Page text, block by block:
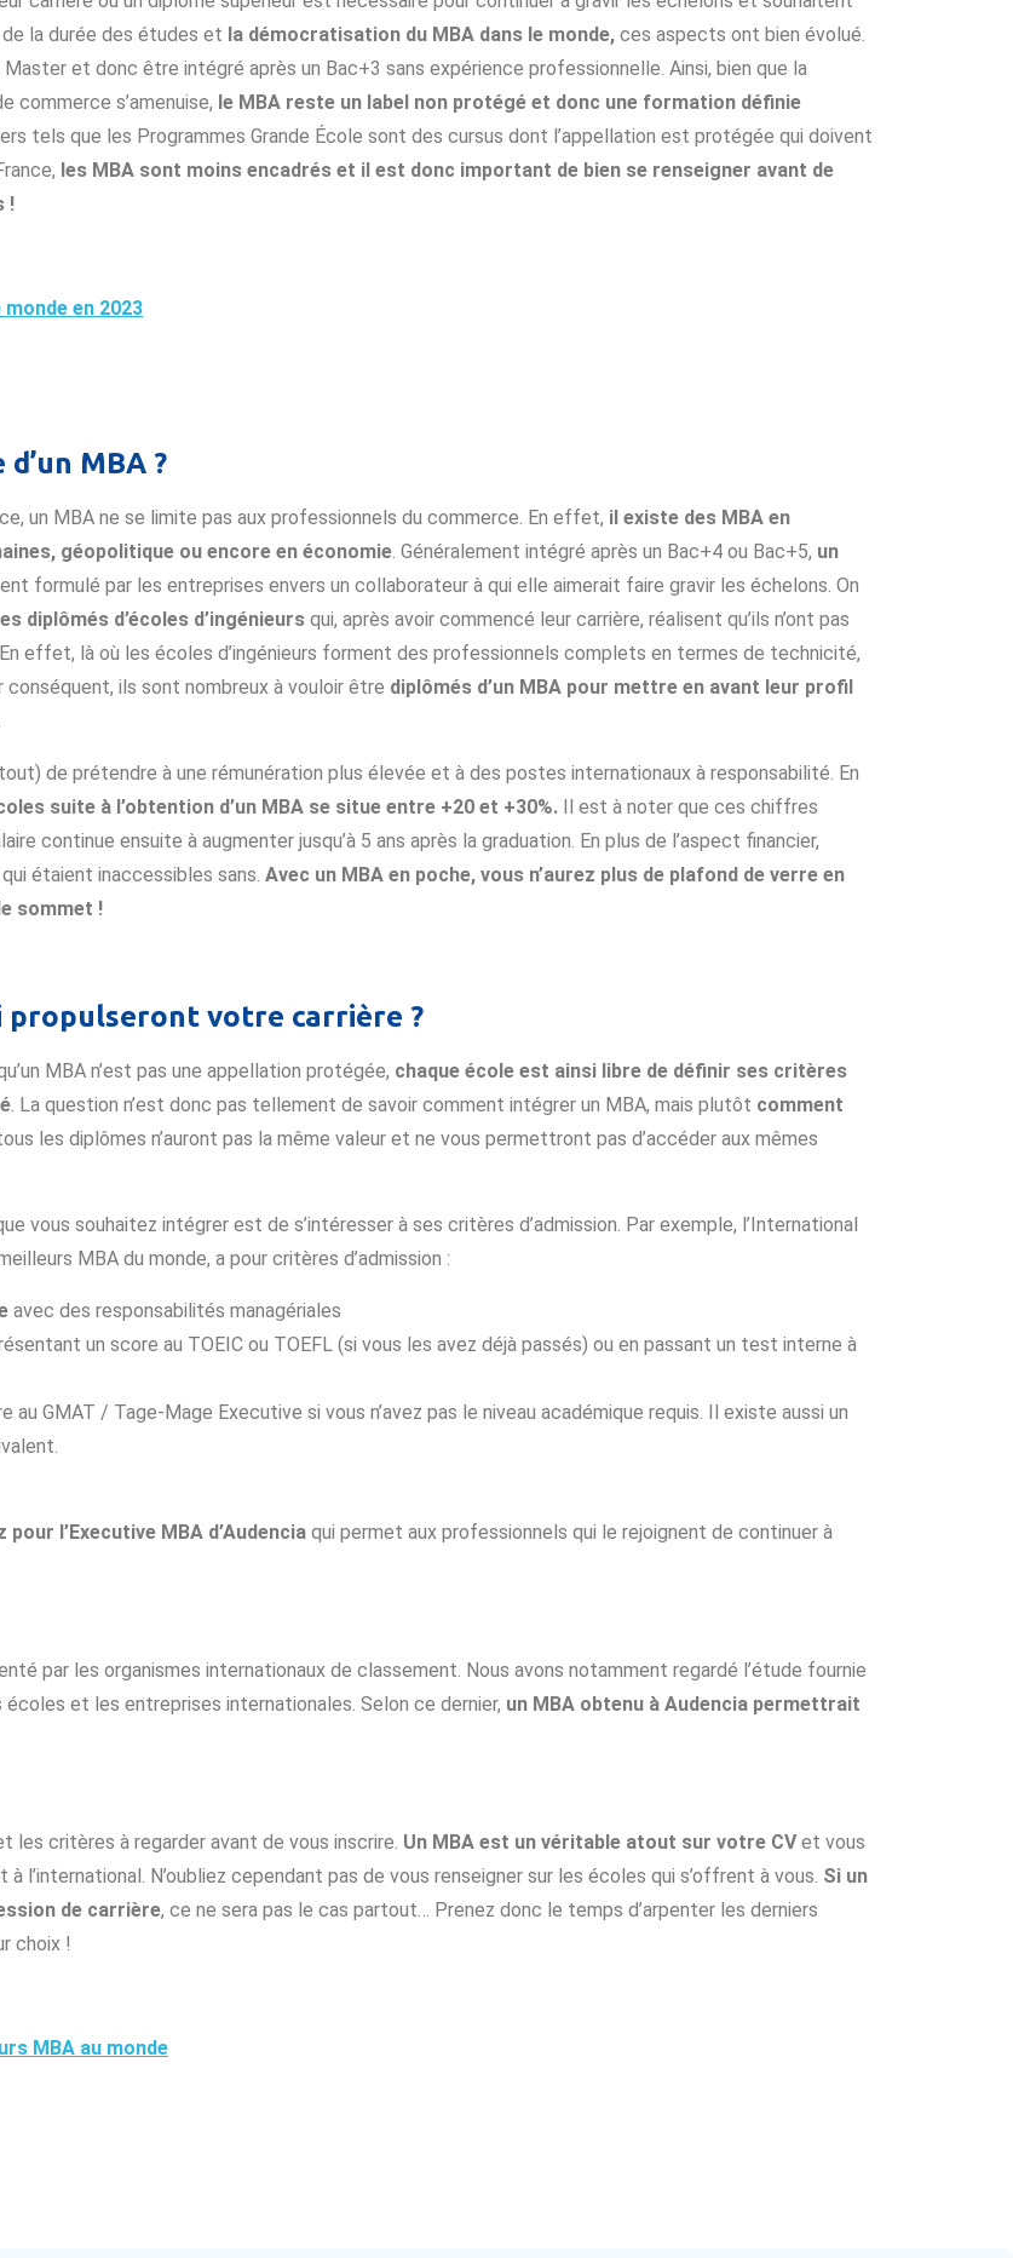
la durée des études et la démocratisation du MBA dans le monde, ces aspects ont bien évolué.
Master et donc être intégré après un Bac+3 sans expérience professionnelle. Ainsi, bien que la
commerce s’amenuise, le MBA reste un label non protégé et donc une formation définie
tels que les Programmes Grande École sont des cursus dont l’appellation est protégée qui doivent
les MBA sont moins encadrés et il est donc important de bien se renseigner avant de
!
en 2023
MBA ?
un MBA ne se limite pas aux professionnels du commerce. En effet, il existe des MBA en
géopolitique ou encore en économie. Généralement intégré après un Bac+4 ou Bac+5, un
formulé par les entreprises envers un collaborateur à qui elle aimerait faire gravir les échelons. On
diplômés d’écoles d’ingénieurs qui, après avoir commencé leur carrière, réalisent qu’ils n’ont pas
effet, là où les écoles d’ingénieurs forment des professionnels complets en termes de technicité,
conséquent, ils sont nombreux à vouloir être diplômés d’un MBA pour mettre en avant leur profil
de prétendre à une rémunération plus élevée et à des postes internationaux à responsabilité. En
suite à l’obtention d’un MBA se situe entre +20 et +30%. Il est à noter que ces chiffres
continue ensuite à augmenter jusqu’à 5 ans après la graduation. En plus de l’aspect financier,
étaient inaccessibles sans. Avec un MBA en poche, vous n’aurez plus de plafond de verre en
sommet !
propulseront votre carrière ?
MBA n’est pas une appellation protégée, chaque école est ainsi libre de définir ses critères
. La question n’est donc pas tellement de savoir comment intégrer un MBA, mais plutôt comment
les diplômes n’auront pas la même valeur et ne vous permettront pas d’accéder aux mêmes
vous souhaitez intégrer est de s’intéresser à ses critères d’admission. Par exemple, l’International
MBA du monde, a pour critères d’admission :
avec des responsabilités managériales
un score au TOEIC ou TOEFL (si vous les avez déjà passés) ou en passant un test interne à
au GMAT / Tage-Mage Executive si vous n’avez pas le niveau académique requis. Il existe aussi un
l’Executive MBA d’Audencia qui permet aux professionnels qui le rejoignent de continuer à
par les organismes internationaux de classement. Nous avons notamment regardé l’étude fournie
et les entreprises internationales. Selon ce dernier, un MBA obtenu à Audencia permettrait
les critères à regarder avant de vous inscrire. Un MBA est un véritable atout sur votre CVet vous
N’oubliez cependant pas de vous renseigner sur les écoles qui s’offrent à vous. Si un
de carrière, ce ne sera pas le cas partout… Prenez donc le temps d’arpenter les derniers
choix !
MBA au monde